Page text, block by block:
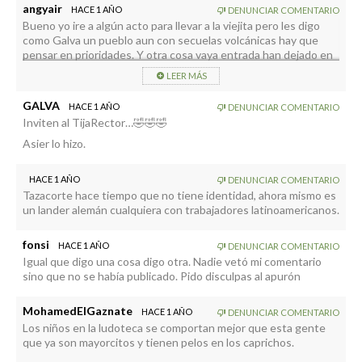
angyair HACE 1 AÑO DENUNCIAR COMENTARIO
Bueno yo ire a algún acto para llevar a la viejita pero les digo
como Galva un pueblo aun con secuelas volcánicas hay que
pensar en prioridades. Y otra cosa vaya entrada han dejado en
el “parking” de las antiguas piscinas de El Puerto, miren eso
que alguno va a dejar el coche bien afinado.
LEER MÁS
GALVA HACE 1 AÑO DENUNCIAR COMENTARIO
Inviten al TijaRector…🤣🤣🤣
Asier lo hizo.
HACE 1 AÑO DENUNCIAR COMENTARIO
Tazacorte hace tiempo que no tiene identidad, ahora mismo es
un lander alemán cualquiera con trabajadores latinoamericanos.
fonsi HACE 1 AÑO DENUNCIAR COMENTARIO
Igual que digo una cosa digo otra. Nadie vetó mi comentario
sino que no se había publicado. Pido disculpas al apurón
MohamedElGaznate HACE 1 AÑO DENUNCIAR COMENTARIO
Los niños en la ludoteca se comportan mejor que esta gente
que ya son mayorcitos y tienen pelos en los caprichos.